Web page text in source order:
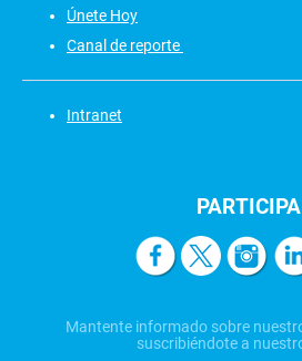
Únete Hoy
Canal de reporte
Intranet
PARTICIPA
Mantente informado sobre
suscribiéndote a